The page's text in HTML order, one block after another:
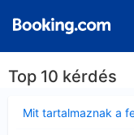
Top 10 kérdés
Mit tartalmaznak a